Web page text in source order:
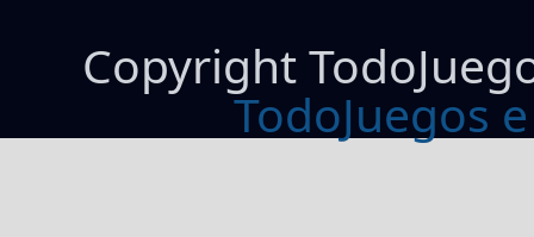
Copyright
TodoJuegos